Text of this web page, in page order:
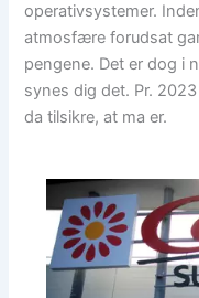
operativsystemer.
atmosfære forudsat
pengene. Det er dog i
synes dig det. Pr.
da tilsikre, at ma er.